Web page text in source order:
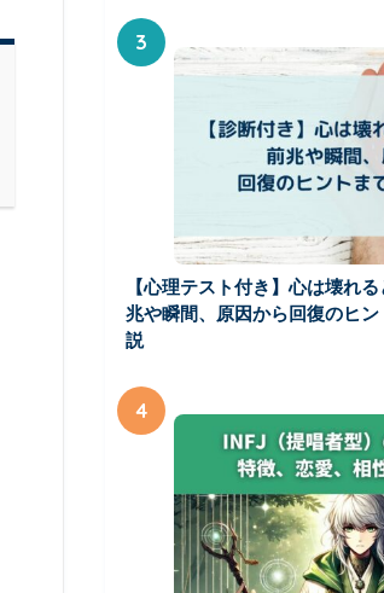
3
【心理テスト付き】心は壊れ
兆や瞬間、原因から回復のヒ
説
4